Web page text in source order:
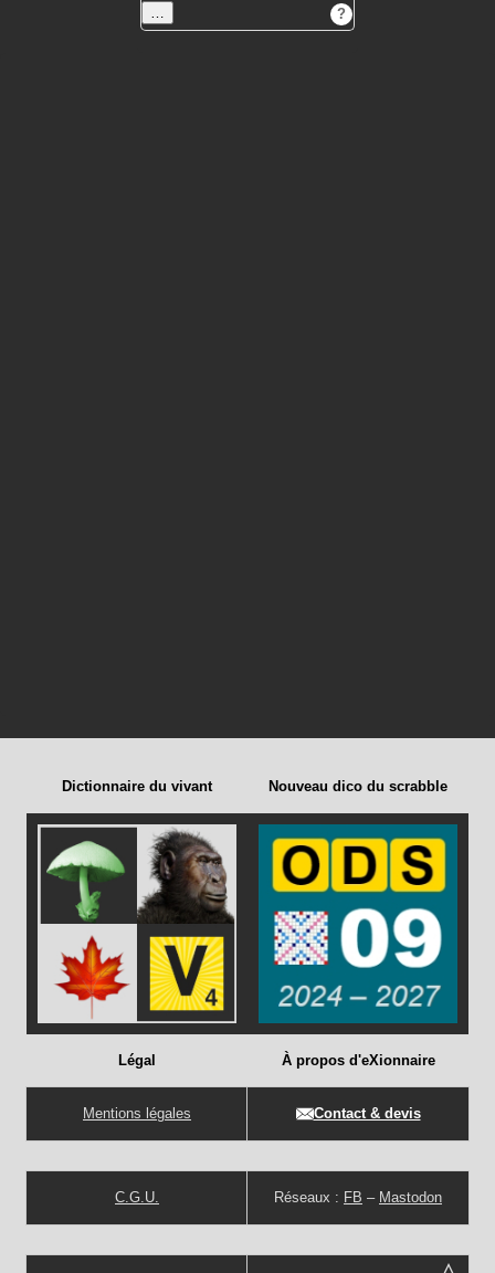
?
Dictionnaire du vivant Nouveau dico du scrabble
Légal
Mentions légales
C.G.U.
À propos d'eXionnaire
Contact & devis
Réseaux : FB – Mastodon